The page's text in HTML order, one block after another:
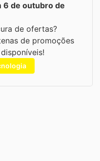
6 de outubro de
de ofertas?
de promoções